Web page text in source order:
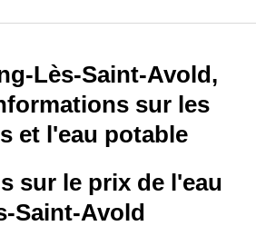
Lès-Saint-Avold,
sur les
et l'eau potable
sur le prix de l'eau
Saint-Avold